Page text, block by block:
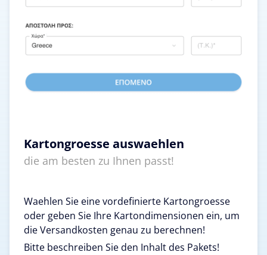
Kartongroesse auswaehlen
die am besten zu Ihnen passt!
Waehlen Sie eine vordefinierte Kartongroesse
oder geben Sie Ihre Kartondimensionen ein, um
die Versandkosten genau zu berechnen!
Bitte beschreiben Sie den Inhalt des Pakets!